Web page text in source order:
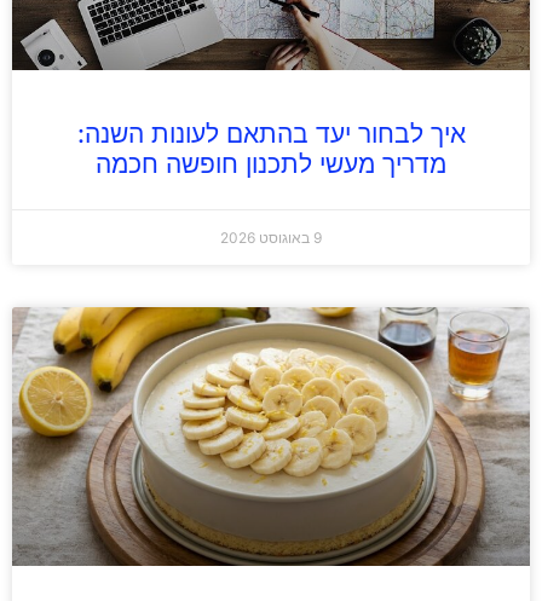
איך לבחור יעד בהתאם לעונות השנה:
מדריך מעשי לתכנון חופשה חכמה
9 באוגוסט 2026